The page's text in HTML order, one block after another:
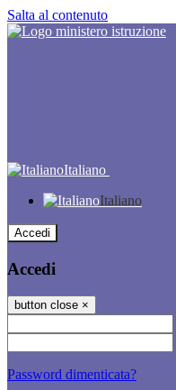
Salta al contenuto
Italiano
Italiano
Accedi
Accedi
button close ×
Password dimenticata?